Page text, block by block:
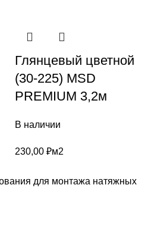
Глянцевый цветной
(30-225) MSD
PREMIUM 3,2м
В наличии
230,00 ₽м2
для монтажа натяжных